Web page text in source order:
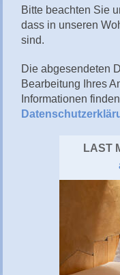
Bitte beachten Sie
dass in unseren
sind.
Die abgesendeten
Bearbeitung Ihres
Informationen
LAST